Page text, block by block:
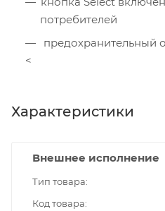
потребителей
предохранительный
<
Характеристики
Внешнее исполнение
Тип товара
Код товара